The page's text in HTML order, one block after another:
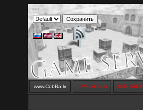
www.CobRa.lv LIVE Stream SMS